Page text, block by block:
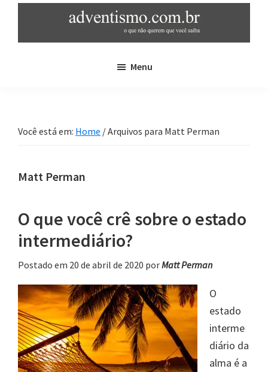
main
sidebar
que
saiba
Menu
Você está em: Home /Arquivos para Matt Perman
Matt Perman
O que você crê sobre o estado
intermediário?
Postado em 20 de abril de 2020 porMatt Perman
O
estado
interme
diário da
alma é a